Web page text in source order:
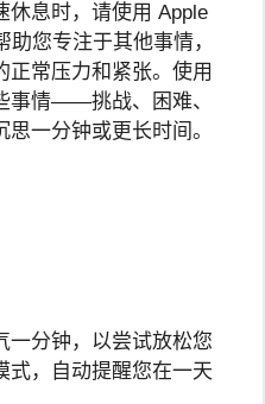
休息时，请使用 Apple
您专注于其他事情，
正常压力和紧张。使用
事情——挑战、困难、
一分钟或更长时间。
一分钟，以尝试放松您
式，自动提醒您在一天